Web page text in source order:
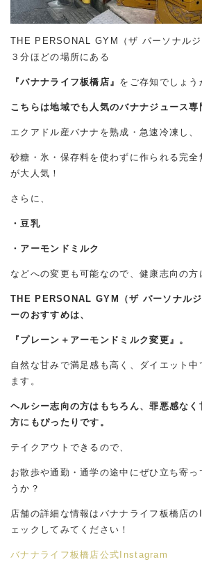
THE PERSONAL GYM（ザ パーソナル
３分ほどの場所にある
『バナナライフ板橋店』 をご存知でしょう
こちらは地域でも人気のバナナジュース専
エクアドル産バナナを熟成・急速冷凍し、
砂糖・氷・保存料を使わずに作られる完全
が大人気！
さらに、
・豆乳
・アーモンドミルク
などへの変更も可能なので、健康志向の方
THE PERSONAL GYM（ザ パーソナル
ーのおすすめは、
『プレーン＋アーモンドミルク変更』。
自然な甘みで満足感も高く、ダイエット中
ます。
ヘルシー志向の方はもちろん、罪悪感なく
方にもぴったりです。
テイクアウトできるので、
お散歩や通勤・通学の途中にぜひ立ち寄っ
うか？
店舗の詳細な情報はバナナライフ板橋店
ェックしてみてください！
バナナライフ板橋店公式Instagram